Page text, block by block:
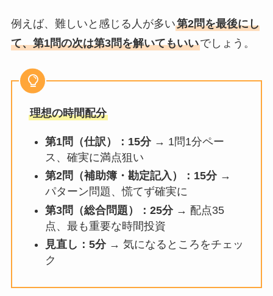
例えば、難しいと感じる人が多い第2問を最後にし
て、第1問の次は第3問を解いてもいいでしょう。
理想の時間配分
第1問（仕訳）：15分→ 1問1分ペー
ス、確実に満点狙い
第2問（補助簿・勘定記入）：15分→
パターン問題、慌てず確実に
第3問（総合問題）：25分→ 配点35
点、最も重要な時間投資
見直し：5分→ 気になるところをチェッ
ク